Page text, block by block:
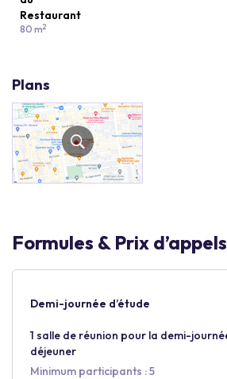
Restaurant
80 m2
Plans
Formules & Prix d’appels
Demi-journée d’étude
1 salle de réunion pour la demi-
déjeuner
Minimum participants : 5